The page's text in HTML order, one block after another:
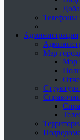
Телефоны
Администрация
Мэр
Мэр